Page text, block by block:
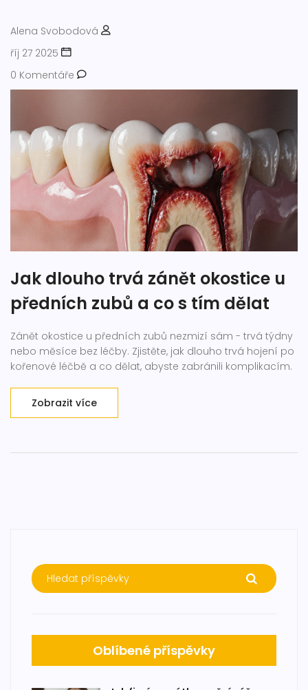
Alena Svobodová
říj 27 2025
0 Komentáře
Jak dlouho trvá zánět okostice u
předních zubů a co s tím dělat
Zánět okostice u předních zubů nezmizí sám - trvá týdny
nebo měsíce bez léčby. Zjistěte, jak dlouho trvá hojení po
kořenové léčbě a co dělat, abyste zabránili komplikacím.
Zobrazit více
Oblíbené příspěvky